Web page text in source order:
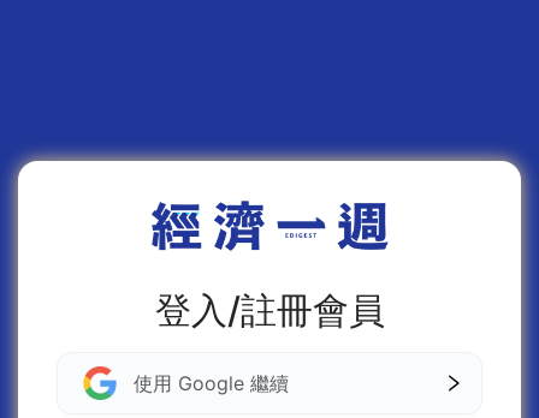
登入/註冊會員
使用 Google 繼續